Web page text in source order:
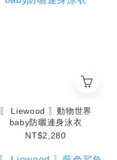
〖 Liewood 〗動物世界
baby防曬連身泳衣
NT$2,280